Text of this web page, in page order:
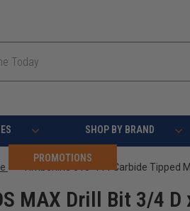
SHOP BY BRAND
PROMOTIONS
MAX Drill Bit 3/4 D